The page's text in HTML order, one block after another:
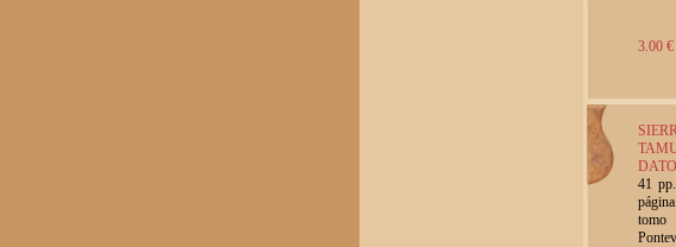
3.00 €
41
tomo